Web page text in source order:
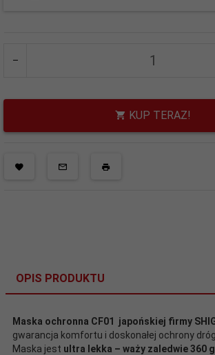
KUP TERAZ!
OPIS PRODUKTU
Maska ochronna CF01 japońskiej firmy
gwarancja komfortu i doskonałej ochrony
Maska jest ultra lekka – waży zaledwie 360 g